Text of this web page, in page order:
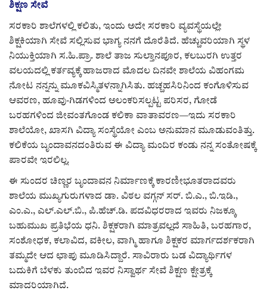
e-paper (ಇ–ಪೇಪರ್‌)
ಪುಸ್ತಕ ಪರಿಚಯ
ಅಂಕಣ
ಸಾಧಕರ ಪರಿಚಯ
ಪತ್ರಕರ್ತರ ಪರಿಚಯ
ಸಂಪಾದಕೀಯ
ಕವನ
Digital Subscription
ಶಿಕ್ಷಣ ಸೇವೆ
ಸರಕಾರಿ ಶಾಲೆಗಳಲ್ಲಿ ಕಲಿತು, ಇಂದು ಅದೇ ಸರಕಾರಿ ವ್ಯವಸ್ಥೆಯಲ್ಲೇ
ಶಿಕ್ಷಕಿಯಾಗಿ ಸೇವೆ ಸಲ್ಲಿಸುವ ಭಾಗ್ಯ ನನಗೆ ದೊರೆತಿದೆ. ಹೆಚ್ಚುವರಿಯಾಗಿ ಸ್ಥಳ
ನಿಯುಕ್ತಿಯಾಗಿ ಸ.ಹಿ.ಪ್ರಾ. ಶಾಲೆ ತಾಜ ಸುಲ್ತಾನಪೂರ, ಕಲಬುರಗಿ ಉತ್ತರ
ವಲಯದಲ್ಲಿ ಕರ್ತವ್ಯಕ್ಕೆ ಹಾಜರಾದ ಮೊದಲ ದಿನವೇ ಶಾಲೆಯ ವಿಹಂಗಮ
ನೋಟ ನನ್ನನ್ನು ಮೂಕವಿಸ್ಮಿತಳನ್ನಾಗಿಸಿತು. ಹಚ್ಚಹಸಿರಿನಿಂದ ಕಂಗೊಳಿಸುವ
ಆವರಣ, ಹೂವು-ಗಿಡಗಳಿಂದ ಅಲಂಕರಿಸಲ್ಪಟ್ಟ ಪರಿಸರ, ಗೋಡೆ
ಬರಹಗಳಿಂದ ಜೀವಂತಗೊಂಡ ಕಲಿಕಾ ವಾತಾವರಣ—ಇದು ಸರಕಾರಿ
ಶಾಲೆಯೋ, ಖಾಸಗಿ ವಿದ್ಯಾ ಸಂಸ್ಥೆಯೋ ಎಂಬ ಅನುಮಾನ ಮೂಡುವಂತಿತ್ತು.
ಕಲಿಕೆಯ ಬೃಂದಾವನದಂತಿರುವ ಈ ವಿದ್ಯಾ ಮಂದಿರ ಕಂಡು ನನ್ನ ಸಂತೋಷಕ್ಕೆ
ಪಾರವೇ ಇರಲಿಲ್ಲ.
ಈ ಸುಂದರ ಚಿಣ್ಣರ ಬೃಂದಾವನ ನಿರ್ಮಾಣಕ್ಕೆ ಕಾರಣೀಭೂತರಾದವರು
ಶಾಲೆಯ ಮುಖ್ಯಗುರುಗಳಾದ ಡಾ. ವಿಠಲ ವಗ್ಗನ್ ಸರ್. ಬಿ.ಎ., ಬಿ.ಇಡಿ.,
ಎಂ.ಎ., ಎಲ್.ಎಲ್.ಬಿ., ಪಿ.ಹೆಚ್.ಡಿ. ಪದವಿಧರರಾದ ಇವರು ನಿಜಕ್ಕೂ
ಬಹುಮುಖ ಪ್ರತಿಭೆಯ ಧನಿ. ಶಿಕ್ಷಕರಾಗಿ ಮಾತ್ರವಲ್ಲದೆ ಸಾಹಿತಿ, ಬರಹಗಾರ,
ಸಂಶೋಧಕ, ಕಲಾವಿದ, ವಕೀಲ, ವಾಗ್ಮಿ ಹಾಗೂ ಶಿಕ್ಷಕರ ಮಾರ್ಗದರ್ಶಕರಾಗಿ
ತಮ್ಮದೇ ಆದ ಛಾಪು ಮೂಡಿಸಿದ್ದಾರೆ. ಸಾವಿರಾರು ಬಡ ವಿದ್ಯಾರ್ಥಿಗಳ
ಬದುಕಿಗೆ ಬೆಳಕು ತುಂಬಿದ ಇವರ ನಿಸ್ವಾರ್ಥ ಸೇವೆ ಶಿಕ್ಷಣ ಕ್ಷೇತ್ರಕ್ಕೆ
ಮಾದರಿಯಾಗಿದೆ.